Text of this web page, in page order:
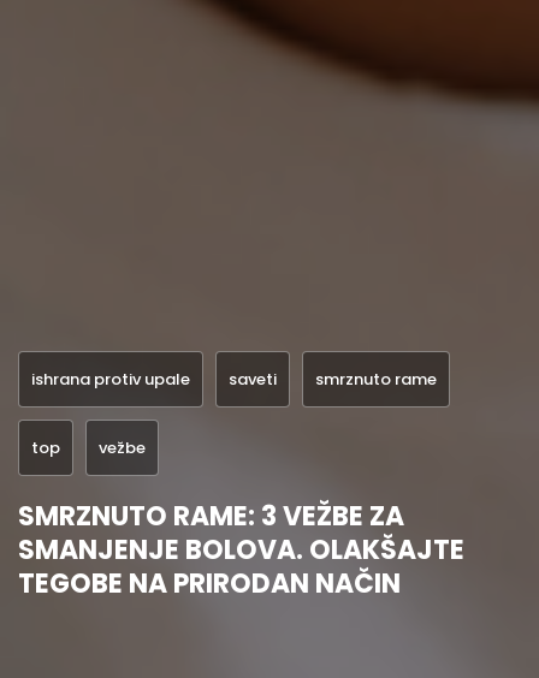
ishrana protiv upale saveti smrznuto rame
top vežbe
SMRZNUTO RAME: 3 VEŽBE ZA
SMANJENJE BOLOVA. OLAKŠAJTE
TEGOBE NA PRIRODAN NAČIN